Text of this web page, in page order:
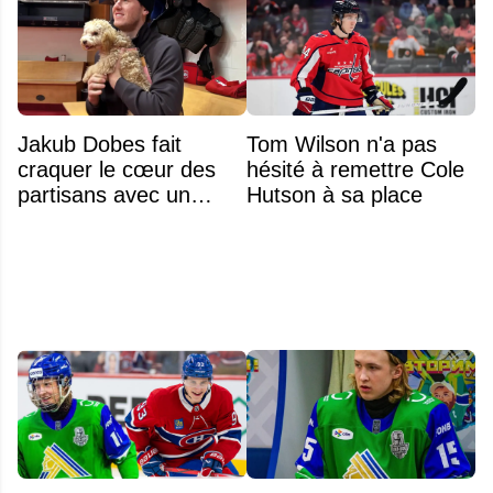
Jakub Dobes fait
craquer le cœur des
partisans avec un
Tom Wilson n'a pas
hésité à remettre Cole
Hutson à sa place